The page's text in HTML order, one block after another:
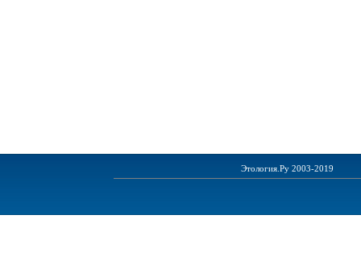
Этология.Ру 2003-2019